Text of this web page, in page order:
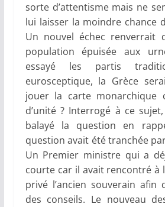
sorte d’attentisme mais ne
lui laisser la moindre chance
Un nouvel échec renverrait
population épuisée aux
essayé les partis
eurosceptique, la Grèce
jouer la carte monarchique
d’unité ? Interrogé à ce
balayé la question en
question avait été tranchée
Un Premier ministre qui a
courte car il avait rencontré à
privé l’ancien souverain afin
des conseils. Le nouveau